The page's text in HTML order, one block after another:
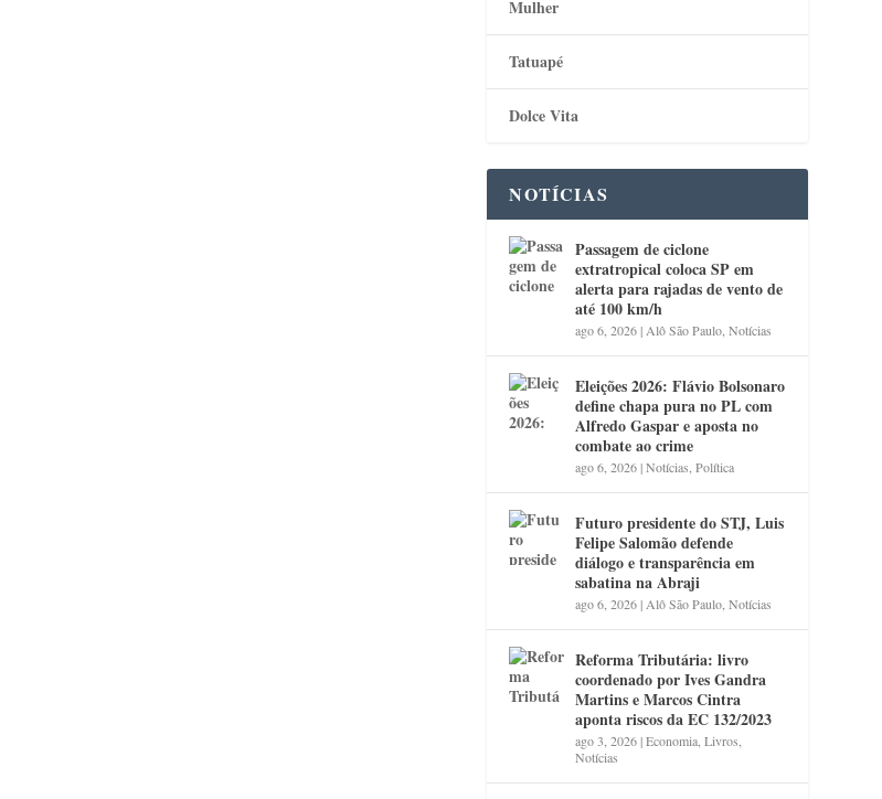
Mulher
Tatuapé
Dolce Vita
NOTÍCIAS
Passagem de ciclone
extratropical coloca SP em
alerta para rajadas de vento de
até 100 km/h
ago 6, 2026| Alô São Paulo ,Notícias
Eleições 2026: Flávio Bolsonaro
define chapa pura no PL com
Alfredo Gaspar e aposta no
combate ao crime
ago 6, 2026|Notícias ,Política
Futuro presidente do STJ, Luis
Felipe Salomão defende
diálogo e transparência em
sabatina na Abraji
ago 6, 2026| Alô São Paulo ,Notícias
Reforma Tributária: livro
coordenado por Ives Gandra
Martins e Marcos Cintra
aponta riscos da EC 132/2023
ago 3, 2026|Economia ,Livros
Notícias